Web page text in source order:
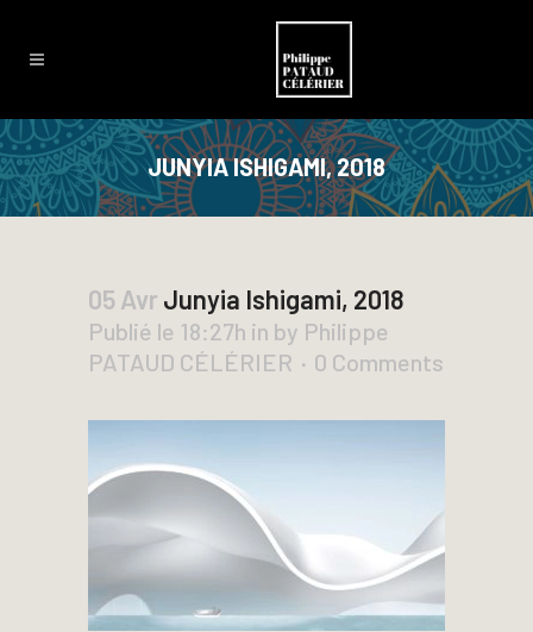
JUNYIA ISHIGAMI, 2018
05 Avr Junyia Ishigami, 2018
Publié le 18:27h in by Philippe
PATAUD CÉLÉRIER
0 Comments